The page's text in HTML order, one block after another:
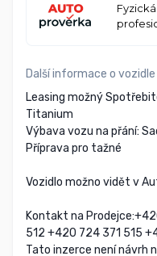
Další informace o vozidle
Leasing možný
Titanium
Výbava vozu na přání:
Příprava pro tažné
Vozidlo možno vidět v
Kontakt na
512 +420 724 371 515
Tato inzerce není návrh